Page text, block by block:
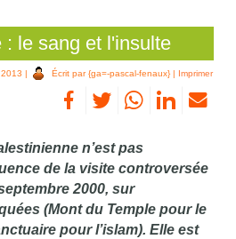
: le sang et l'insulte
| Écrit par {ga=-pascal-fenaux} | Imprimer
n’est pas
de la visite controversée
2000, sur
(Mont du Temple pour le
pour l’islam). Elle est